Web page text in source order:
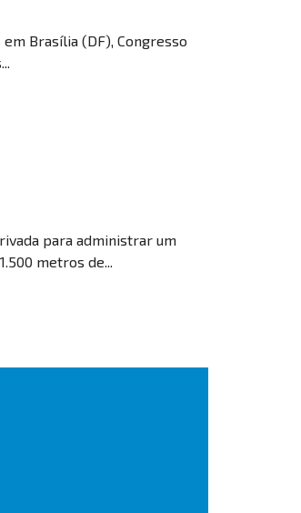
Brasília (DF), Congresso
para administrar um
metros de...